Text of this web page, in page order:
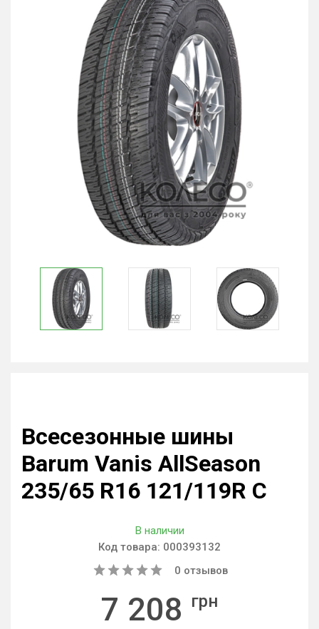
Всесезонные шины
Barum Vanis AllSeason
235/65 R16 121/119R C
В наличии
Код товара: 000393132
0 отзывов
7 208 грн